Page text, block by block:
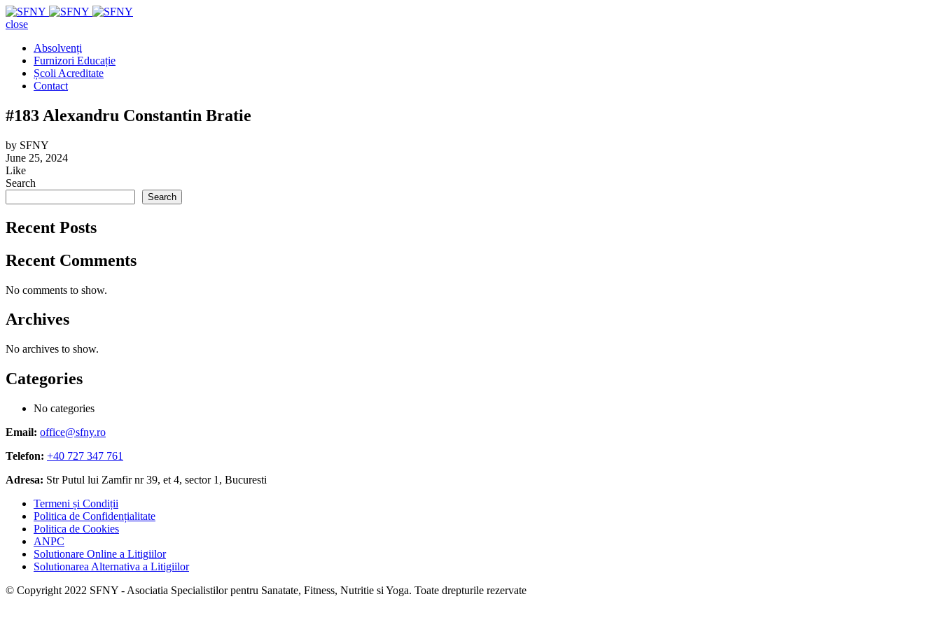
close
Absolvenți
Furnizori Educație
Școli Acreditate
Contact
#183 Alexandru Constantin Bratie
by SFNY
June 25, 2024
Like
Search
Search
Recent Posts
Recent Comments
No comments to show.
Archives
No archives to show.
Categories
No categories
Email: office@sfny.ro
Telefon: +40 727 347 761
Adresa: Str Putul lui Zamfir nr 39, et 4, sector 1, Bucuresti
Termeni și Condiții
Politica de Confidențialitate
Politica de Cookies
ANPC
Solutionare Online a Litigiilor
Solutionarea Alternativa a Litigiilor
© Copyright 2022 SFNY - Asociatia Specialistilor pentru Sanatate, Fitness, Nutritie si Yoga. Toate drepturile rezervate